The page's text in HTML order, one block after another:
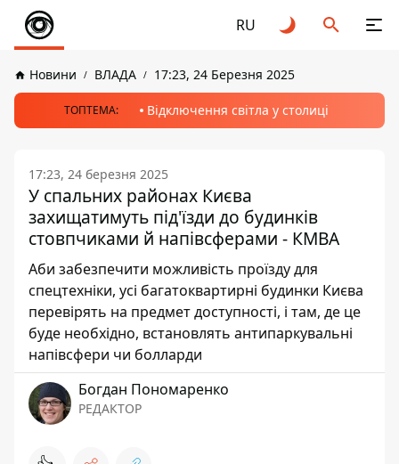
RU
Новини ВЛАДА 17:23, 24 Березня 2025
ТОПТЕМА: Відключення світла у столиці
17:23, 24 березня 2025
У спальних районах Києва
захищатимуть під'їзди до будинків
стовпчиками й напівсферами - КМВА
Аби забезпечити можливість проїзду для
спецтехніки, усі багатоквартирні будинки Києва
перевірять на предмет доступності, і там, де це
буде необхідно, встановлять антипаркувальні
напівсфери чи болларди
Богдан Пономаренко
РЕДАКТОР